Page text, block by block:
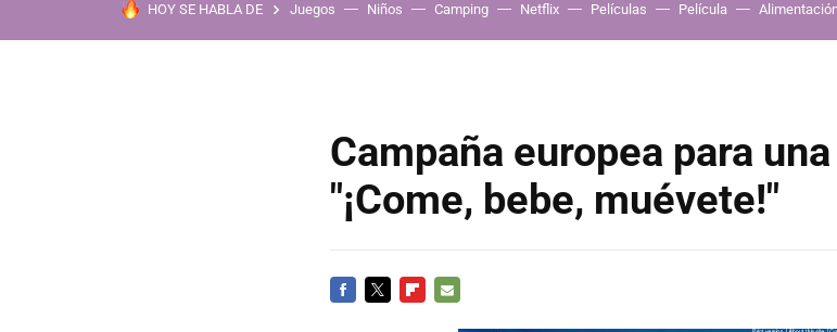
HOY SE HABLA DE Juegos Niños Camping Netflix Películas Película
Campaña europea para
"¡Come, bebe, muévete!"